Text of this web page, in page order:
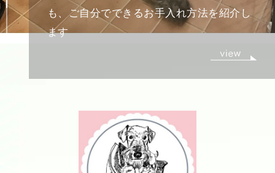
にも優しい石鹸を作るワークショップを開
催